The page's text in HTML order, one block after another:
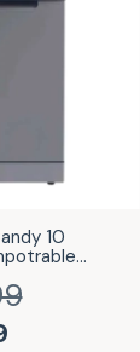
10
SIlver
12